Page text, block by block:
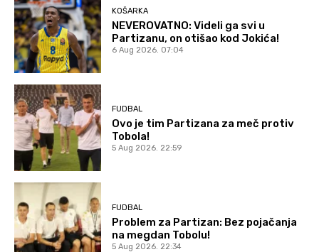
KOŠARKA
NEVEROVATNO: Videli ga svi u
Partizanu, on otišao kod Jokića!
6 Aug 2026. 07:04
FUDBAL
Ovo je tim Partizana za meč protiv
Tobola!
5 Aug 2026. 22:59
FUDBAL
Problem za Partizan: Bez pojačanja
na megdan Tobolu!
5 Aug 2026. 22:34